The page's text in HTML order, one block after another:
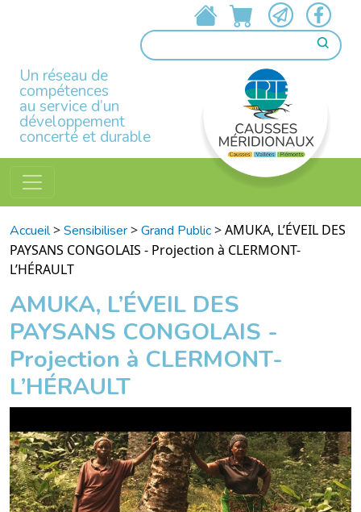
Un réseau de
compétences
au service d’un
développement
concerté et durable
Accueil>Sensibiliser>Grand Public>AMUKA, L’ÉVEIL DES
PAYSANS CONGOLAIS - Projection à CLERMONT-
L’HÉRAULT
AMUKA, L’ÉVEIL DES
PAYSANS CONGOLAIS -
Projection à CLERMONT-
L’HÉRAULT